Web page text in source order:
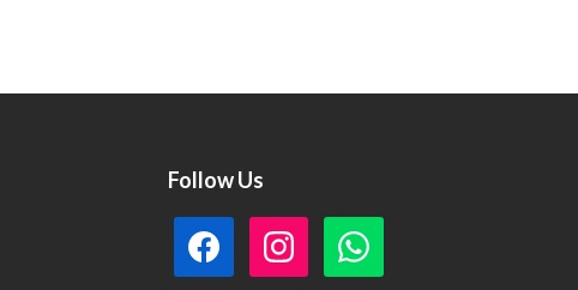
Follow Us